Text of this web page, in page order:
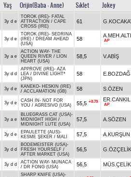
Yaş Orijin(Baba - Anne) Sıklet Jokey
3y d e
TOROK (IRE)- FATAL
ATTRACTION / CAPE
CROSS (IRE)
61
3y d e
TOROK (IRE)- SEDRINA
(IRE) / DREAM AHEAD
(USA)
58 AP
3y a e
ACTION WAY- THE
QUEEN RIVER / LION
HEART (USA)
58,5 V.ABİŞ
3y d d
APPROVE (IRE)- AZA
LEA / DIVINE LIGHT*
(JPN)
58 E.BOZDAĞ
3y d e KANEKO- HESKIN (IRE)
/ ACCLAMATION (GB) 58 S.ÖZEN
3y d e CASH IN - NOT FOR
YOU / AGRESIVO (USA) 55,5 +0.70
AP
3y a e
BLUEGRASS CAT (USA)-
MIDNIGHT HIGH /
MIDNIGHT LUTE (USA)
57,5 A.SÖZEN
3y d e EPAULETTE (AUS)-
KESME ŞEKER / MALİ 57,5 A.KURŞUN
3y d d
BODEMEISTER (USA)-
FRESH YOURSELF /
AFTER MARKET (USA)
56,5 G.ÖZÇELİK
3y d d ACTION WAY- MUNACA
/ DR FONG (USA) 56,5 MÜS.ÇELİK
SHARP KNIFE (USA)-